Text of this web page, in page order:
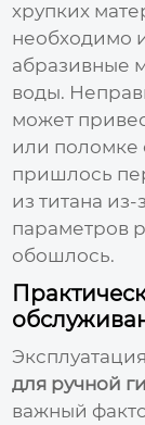
хрупких
необходимо
абразивные
воды.
может
или поломке
пришлось
из титана
параметров
обошлось.
для ручной
важный